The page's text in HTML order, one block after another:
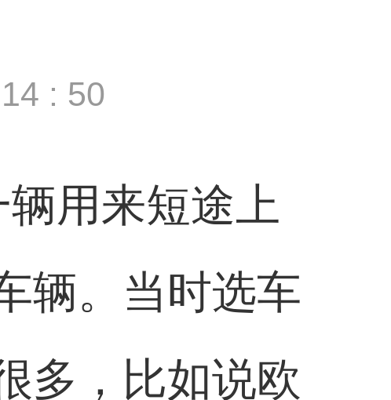
: 50
用来短途上
辆。当时选车
多，比如说欧